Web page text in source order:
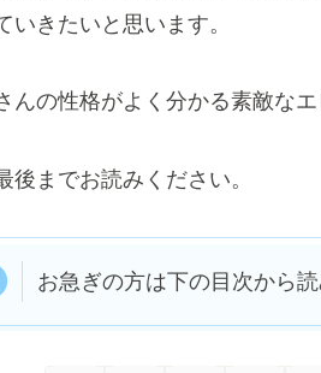
いきたいと思います。
んの性格がよく分かる素敵なエ
後までお読みください。
お急ぎの方は下の目次から